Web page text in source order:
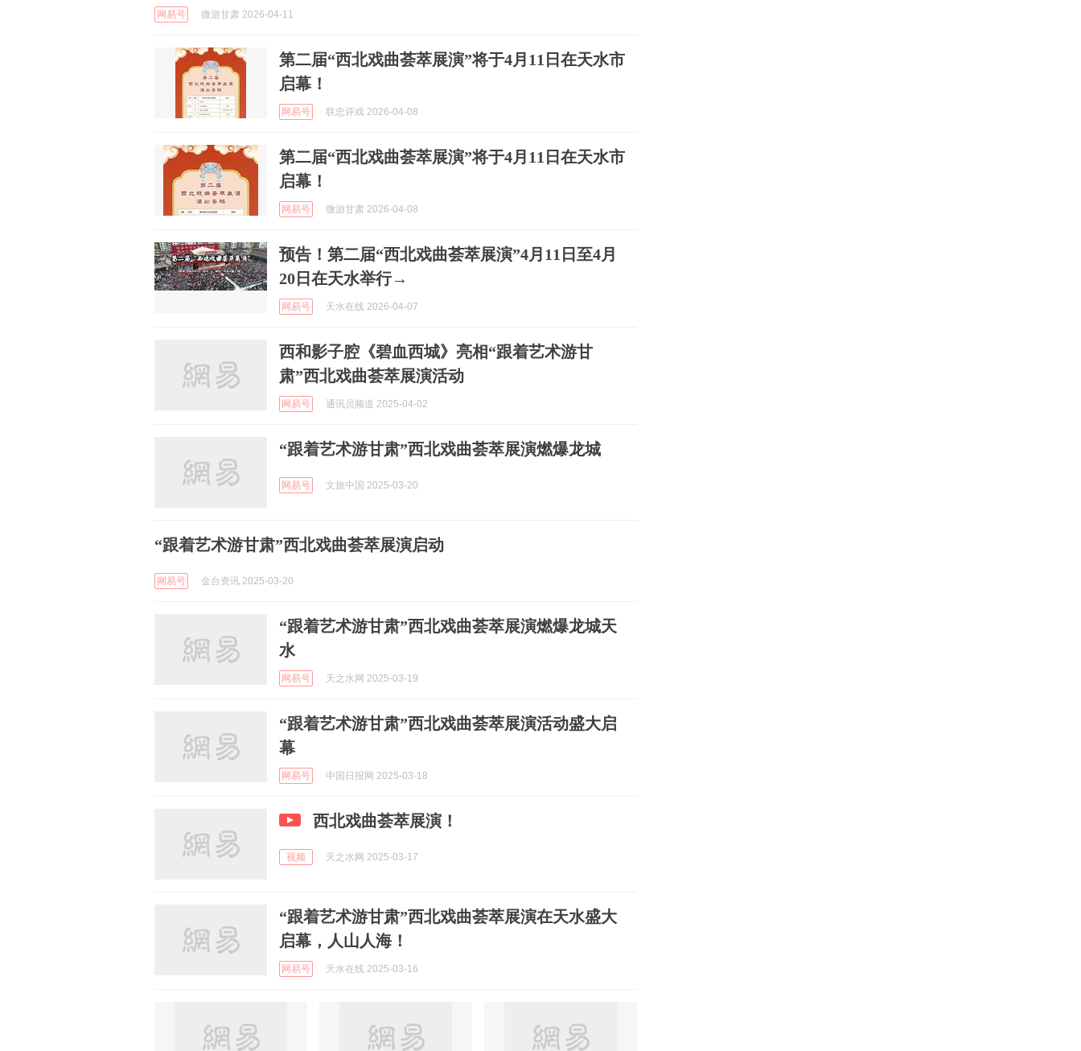
网易号 微游甘肃 2026-04-11
第二届“西北戏曲荟萃展演”将于4月11日在天水市
启幕！
网易号 联忠评戏 2026-04-08
第二届“西北戏曲荟萃展演”将于4月11日在天水市
启幕！
网易号 微游甘肃 2026-04-08
预告！第二届“西北戏曲荟萃展演”4月11日至4月
20日在天水举行→
网易号 天水在线 2026-04-07
西和影子腔《碧血西城》亮相“跟着艺术游甘
肃”西北戏曲荟萃展演活动
网易号 通讯员频道 2025-04-02
“跟着艺术游甘肃”西北戏曲荟萃展演燃爆龙城
网易号 文旅中国 2025-03-20
“跟着艺术游甘肃”西北戏曲荟萃展演启动
网易号 金台资讯 2025-03-20
“跟着艺术游甘肃”西北戏曲荟萃展演燃爆龙城天
水
网易号 天之水网 2025-03-19
“跟着艺术游甘肃”西北戏曲荟萃展演活动盛大启
幕
网易号 中国日报网 2025-03-18
西北戏曲荟萃展演！
视频 天之水网 2025-03-17
“跟着艺术游甘肃”西北戏曲荟萃展演在天水盛大
启幕，人山人海！
网易号 天水在线 2025-03-16